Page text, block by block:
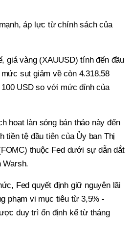
áp lực từ chính sách của
giá vàng (XAUUSD) tính đến đầu
sụt giảm về còn 4.318,58
USD so với mức đỉnh của
hoạt làn sóng bán tháo này đến
tiền tệ đầu tiên của Ủy ban Thị
thuộc Fed dưới sự dẫn dắt
Warsh.
Fed quyết định giữ nguyên lãi
phạm vi mục tiêu từ 3,5% -
duy trì ổn định kể từ tháng